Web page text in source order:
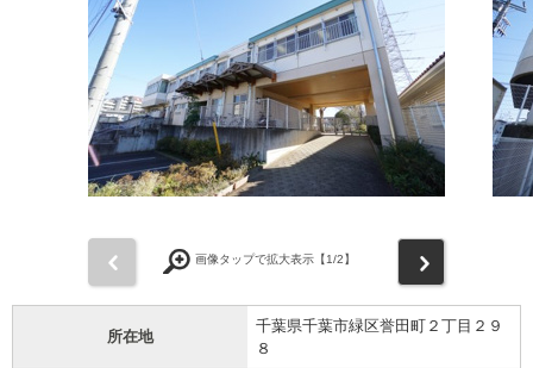
画像タップで拡大表示【1/2】
所在地
千葉県千葉市緑区誉田町２丁目２９
８